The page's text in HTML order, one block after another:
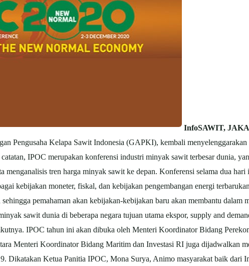
InfoSAWIT,
Pengusaha Kelapa Sawit Indonesia (GAPKI), kembali
IPOC merupakan konferensi industri minyak sawit terbesar dunia,
tren harga minyak sawit ke depan. Konferensi selama dua hari
kebijakan moneter, fiskal, dan kebijakan pengembangan energi
pemahaman akan kebijakan-kebijakan baru akan membantu dalam
sawit dunia di beberapa negara tujuan utama ekspor, supply and
IPOC tahun ini akan dibuka oleh Menteri Koordinator Bidang
Menteri Koordinator Bidang Maritim dan Investasi RI juga dijadwalkan
Dikatakan Ketua Panitia IPOC, Mona Surya, Animo masyarakat baik dari